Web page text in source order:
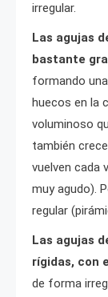
irregular.
Las agujas
bastante
formando
huecos en la
voluminoso
también
vuelven cada
muy agudo).
regular
Las agujas
rígidas, con
de forma